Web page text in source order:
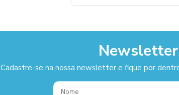
Newsletter
Cadastre-se na nossa newsletter e fique por